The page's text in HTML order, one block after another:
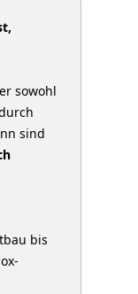
sowohl
sind
bis